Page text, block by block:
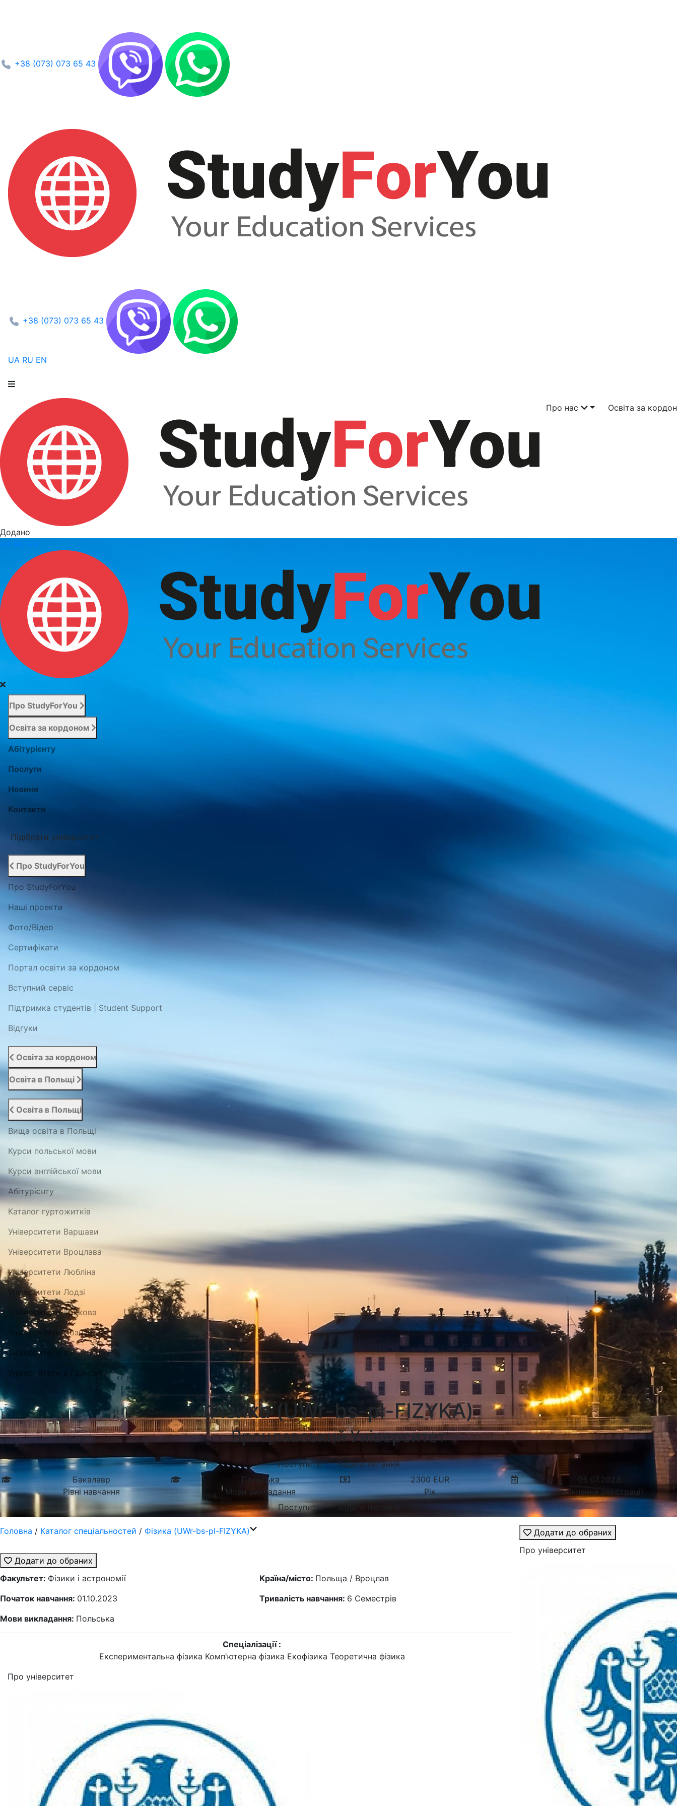
+38 (073) 073 65 43
+38 (073) 073 65 43
UA RU EN
Про нас Освіта за
Додано
UA RU EN
Про StudyForYou
Освіта за кордоном
Абітурієнту
Послуги
Новини
Контакти
Підібрати університет
Про StudyForYou
Про StudyForYou
Наші проекти
Фото/Відео
Сертифікати
Портал освіти за кордоном
Вступний сервіс
Підтримка студентів | Student Support
Відгуки
Освіта за кордоном
Освіта в Польщі
Освіта в Польщі
Вища освіта в Польщі
Курси польської мови
Курси англійської мови
Абітурієнту
Каталог гуртожитків
Університети Варшави
Університети Вроцлава
Університети Любліна
Університети Лодзі
Університети Кракова
Університети Познані
Університети в Катовіцах
Університети в Гданську
Фізика (UWr-bs-pl-FIZYKA)
Вроцлавський Університет
Поступити
Задати питання
Бакалавр
Рівні навчання
Польська
Мови викладання
2300 EUR
Рік
05.07.2023
Закінчення реєстрації
Поступити
Задати питання
Головна / Каталог спеціальностей / Фізика (UWr-bs-pl-FIZYKA)
Додати до обраних
Факультет: Фізики і астрономії Країна/місто: Польща / Вроцлав
Початок навчання: 01.10.2023 Тривалість навчання: 6 Семестрів
Мови викладання: Польська
Спеціалізації :
Експериментальна фізика Комп'ютерна фізика Екофізика Теоретична фізика
Про університет
Додати до обраних
Про університет